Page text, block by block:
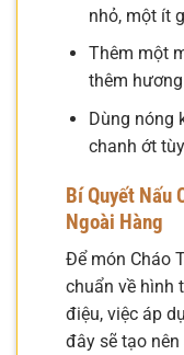
nhỏ, một ít
Thêm một
thêm
Dùng nóng
chanh ớt
Bí Quyết Nấu
Ngoài Hàng
Để món Cháo
chuẩn về hình
điệu, việc áp
đây sẽ tạo